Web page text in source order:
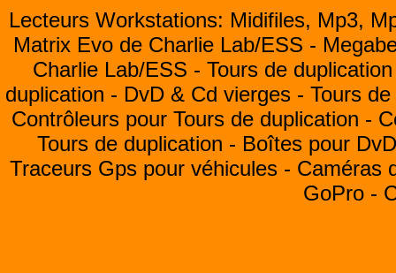
Lecteurs Workstations: Midifiles, Mp3,
Matrix Evo de Charlie Lab/ESS -
Charlie Lab/ESS - Tours de
duplication - DvD & Cd vierges - Tours
Contrôleurs pour Tours de duplication -
Tours de duplication - Boîtes pour
Traceurs Gps pour véhicules - Caméras
GoPro -